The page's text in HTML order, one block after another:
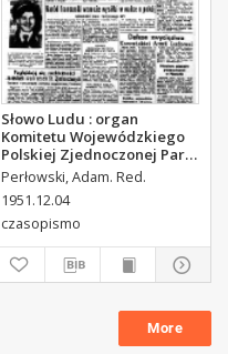
Słowo Ludu : organ
Komitetu Wojewódzkiego
Polskiej Zjednoczonej Partii
Robotniczej, 1951, R.3, nr
Perłowski, Adam. Red.
1951.12.04
czasopismo
More